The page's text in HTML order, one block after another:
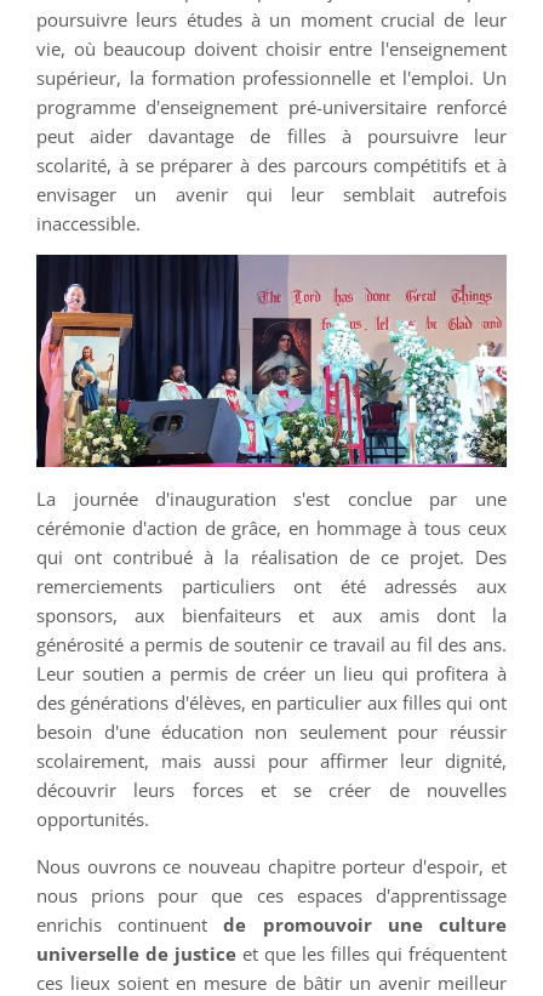
poursuivre leurs études à un moment crucial de leur
vie, où beaucoup doivent choisir entre l'enseignement
supérieur, la formation professionnelle et l'emploi. Un
programme d'enseignement pré-universitaire renforcé
peut aider davantage de filles à poursuivre leur
scolarité, à se préparer à des parcours compétitifs et à
envisager un avenir qui leur semblait autrefois
inaccessible.
La journée d'inauguration s'est conclue par une
cérémonie d'action de grâce, en hommage à tous ceux
qui ont contribué à la réalisation de ce projet. Des
remerciements particuliers ont été adressés aux
sponsors, aux bienfaiteurs et aux amis dont la
générosité a permis de soutenir ce travail au fil des ans.
Leur soutien a permis de créer un lieu qui profitera à
des générations d'élèves, en particulier aux filles qui ont
besoin d'une éducation non seulement pour réussir
scolairement, mais aussi pour affirmer leur dignité,
découvrir leurs forces et se créer de nouvelles
opportunités.
Nous ouvrons ce nouveau chapitre porteur d'espoir, et
nous prions pour que ces espaces d'apprentissage
enrichis continuentde promouvoir une culture
universelle de justice et que les filles qui fréquentent
ces lieux soient en mesure de bâtir un avenir meilleur